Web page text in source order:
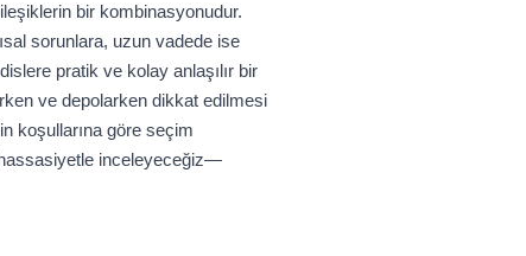
bir kombinasyonudur.
sorunlara, uzun vadede ise
pratik ve kolay anlaşılır bir
ve depolarken dikkat edilmesi
koşullarına göre seçim
hassasiyetle inceleyeceğiz—